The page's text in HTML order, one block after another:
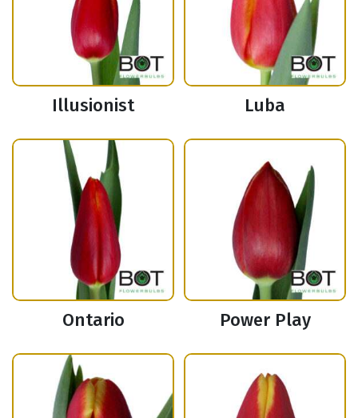
Illusionist Luba
Ontario Power Play